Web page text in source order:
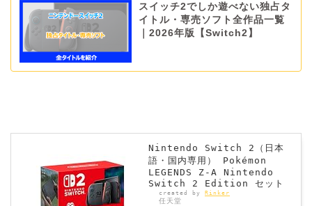
スイッチ2でしか遊べない独占タ
イトル・専売ソフト全作品一覧
｜2026年版【Switch2】
Nintendo Switch 2（日本
語・国内専用） Pokémon
LEGENDS Z-A Nintendo
Switch 2 Edition セット
created by Rinker
任天堂